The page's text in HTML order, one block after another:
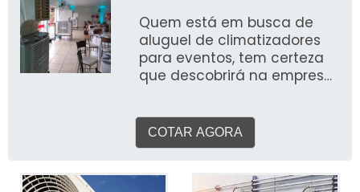
Quem está em busca de
aluguel de climatizadores
para eventos, tem certeza
que descobrirá na empresa
plataforma de divulgação
das indústrias, acaba
qualidade e preço justo em
COTAR AGORA